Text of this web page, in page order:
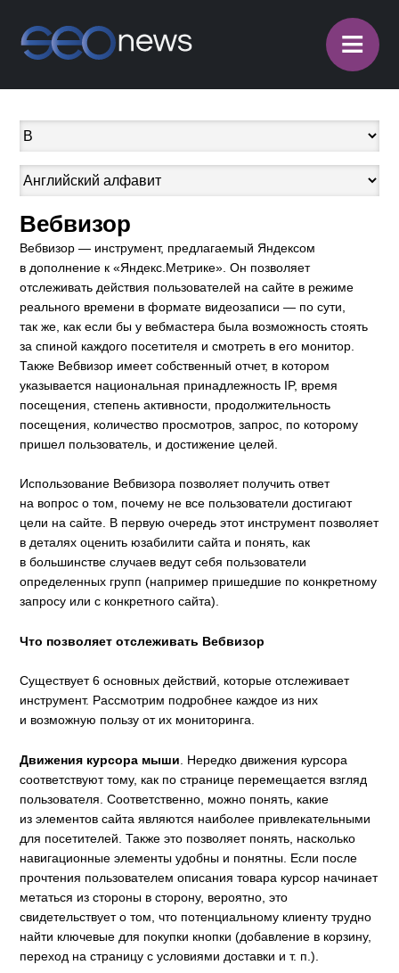
≡
Вебвизор
Вебвизор — инструмент, предлагаемый Яндексом
в дополнение к «Яндекс.Метрике». Он позволяет
отслеживать действия пользователей на сайте в режиме
реального времени в формате видеозаписи — по сути,
так же, как если бы у вебмастера была возможность стоять
за спиной каждого посетителя и смотреть в его монитор.
Также Вебвизор имеет собственный отчет, в котором
указывается национальная принадлежность IP, время
посещения, степень активности, продолжительность
посещения, количество просмотров, запрос, по которому
пришел пользователь, и достижение целей.
Использование Вебвизора позволяет получить ответ
на вопрос о том, почему не все пользователи достигают
цели на сайте. В первую очередь этот инструмент позволяет
в деталях оценить юзабилити сайта и понять, как
в большинстве случаев ведут себя пользователи
определенных групп (например пришедшие по конкретному
запросу или с конкретного сайта).
Что позволяет отслеживать Вебвизор
Существует 6 основных действий, которые отслеживает
инструмент. Рассмотрим подробнее каждое из них
и возможную пользу от их мониторинга.
Движения курсора мыши . Нередко движения курсора
соответствуют тому, как по странице перемещается взгляд
пользователя. Соответственно, можно понять, какие
из элементов сайта являются наиболее привлекательными
для посетителей. Также это позволяет понять, насколько
навигационные элементы удобны и понятны. Если после
прочтения пользователем описания товара курсор начинает
метаться из стороны в сторону, вероятно, это
свидетельствует о том, что потенциальному клиенту трудно
найти ключевые для покупки кнопки (добавление в корзину,
переход на страницу с условиями доставки и т. п.).